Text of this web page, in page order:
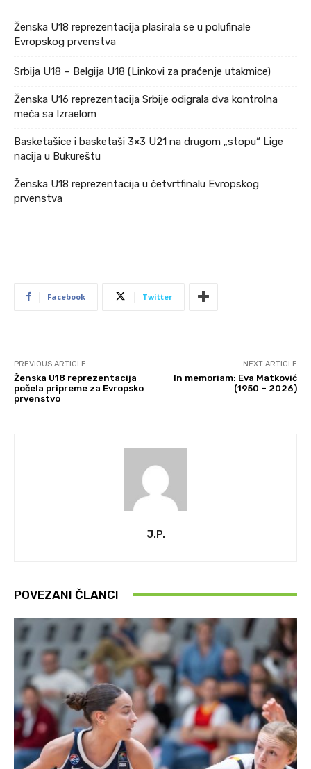
Ženska U18 reprezentacija plasirala se u polufinale
Evropskog prvenstva
Srbija U18 – Belgija U18 (Linkovi za praćenje utakmice)
Ženska U16 reprezentacija Srbije odigrala dva kontrolna
meča sa Izraelom
Basketašice i basketaši 3×3 U21 na drugom „stopu“ Lige
nacija u Bukureštu
Ženska U18 reprezentacija u četvrtfinalu Evropskog
prvenstva
Facebook Twitter
PREVIOUS ARTICLE
Ženska U18 reprezentacija
počela pripreme za Evropsko
prvenstvo
NEXT ARTICLE
In memoriam: Eva Matković
(1950 – 2026)
J.P.
POVEZANI ČLANCI